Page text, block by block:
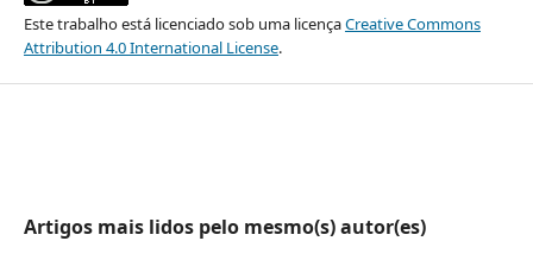
Este trabalho está licenciado sob uma licençaCreative Commons
Attribution 4.0 International License.
Artigos mais lidos pelo mesmo(s) autor(es)